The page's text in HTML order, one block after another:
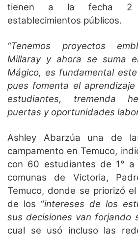
tienen a la fecha 2
establecimientos públicos.
“Tenemos proyectos
Millaray y ahora se suma
Mágico, es fundamental
pues fomenta el
estudiantes, tremenda
puertas y oportunidades
Ashley Abarzúa una de
campamento en Temuco,
con 60 estudiantes de 1°
comunas de Victoria,
Temuco, donde se priorizó
de los “intereses de los
sus decisiones van forjando
cual se usó incluso las